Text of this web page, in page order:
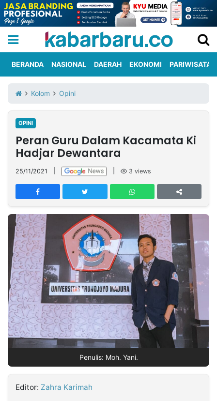
Iklan
Berita
Kami
Nasional
International
Olahraga
Entertainment
Daerah
Pariwisata
Kuliner
Kolom
Network
PT
TREETAN
MULTIMEDIA
INDONESIA
Partner
Insight
NTB
Suara
Time
Lens
IDN
Daily
Jogja
Jalan
Rakyat
Idealita
News
Kita
Notice
Dinamikapost.com
Radar
Baru
Seedbacklink
Follow
Kabarbaru
BERANDA NASIONAL DAERAH EKONOMI PARIWISATA
Kolom Opini
OPINI
Peran Guru Dalam Kacamata Ki
Hadjar Dewantara
25/11/2021 3 views
Penulis: Moh. Yani.
Editor: Zahra Karimah